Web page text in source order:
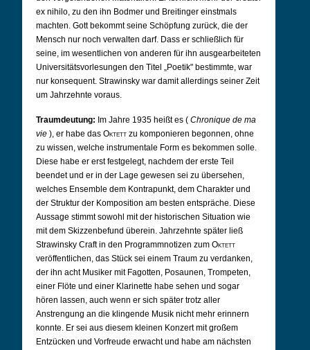
ex nihilo, zu den ihn Bodmer und Breitinger einstmals
machten. Gott bekommt seine Schöpfung zurück, die der
Mensch nur noch verwalten darf. Dass er schließlich für
seine, im wesentlichen von anderen für ihn ausgearbeiteten
Universitätsvorlesungen den Titel „Poetik" bestimmte, war
nur konsequent. Strawinsky war damit allerdings seiner Zeit
um Jahrzehnte voraus.
Traumdeutung: Im Jahre 1935 heißt es ( Chronique de ma
vie ), er habe das Oktett zu komponieren begonnen, ohne
zu wissen, welche instrumentale Form es bekommen solle.
Diese habe er erst festgelegt, nachdem der erste Teil
beendet und er in der Lage gewesen sei zu übersehen,
welches Ensemble dem Kontrapunkt, dem Charakter und
der Struktur der Komposition am besten entspräche. Diese
Aussage stimmt sowohl mit der historischen Situation wie
mit dem Skizzenbefund überein. Jahrzehnte später ließ
Strawinsky Craft in den Programmnotizen zum Oktett
veröffentlichen, das Stück sei einem Traum zu verdanken,
der ihn acht Musiker mit Fagotten, Posaunen, Trompeten,
einer Flöte und einer Klarinette habe sehen und sogar
hören lassen, auch wenn er sich später trotz aller
Anstrengung an die klingende Musik nicht mehr erinnern
konnte. Er sei aus diesem kleinen Konzert mit großem
Entzücken und Vorfreude erwacht und habe am nächsten